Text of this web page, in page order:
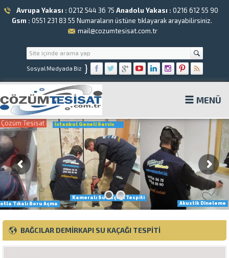
Avrupa Yakası : 0212 544 36 75 Anadolu Yakası : 0216 612 55 90
Gsm : 0551 231 83 55 Numaraların üstüne tıklayarak arayabilirsiniz.
mail@cozumtesisat.com.tr
Sosyal Medyada Biz }
MENÜ
Çözüm Tesisat
Kameralı Su Kaçağı Tespiti
Tıkalı Boru Açma
Akustik Dineleme
İstanbul Geneli Servis
BAĞCILAR DEMIRKAPI SU KAÇAĞI TESPITI